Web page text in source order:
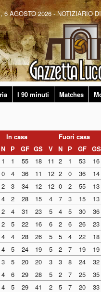
6 AGOSTO 2026 - NOTIZIARIO
I 90 minuti Matches
In casa
Fuori casa
N P GF GS V N P GF GS
1 1 55 18 11 2 1 53
16
0 4 36 11 12 2 0 36
14
2 3 34 12 12 0 2 55
13
4 2 28 15 4 7 3 15
13
2 4 31 23 5 4 5 30
36
2 5 22 16 6 2 6 26
23
4 4 28 26 5 5 4 22
18
4 5 24 19 5 2 7 19
19
3 5 20 20 3 3 8 24
32
4 6 29 28 5 2 7 25
35
4 5 29 41 2 5 7 20
33